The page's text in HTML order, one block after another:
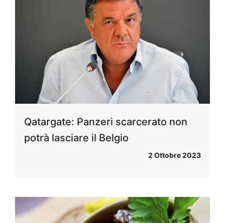
Qatargate: Panzeri scarcerato non
potrà lasciare il Belgio
2 Ottobre 2023